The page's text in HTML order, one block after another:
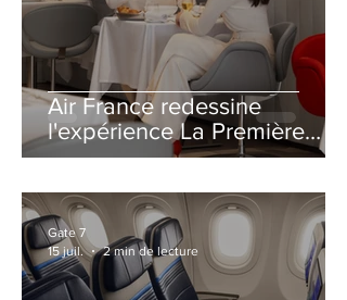
Air France redessine
l'expérience La Première
avec un salon entièrement
Gate 7
15 juil.
2 min de lecture